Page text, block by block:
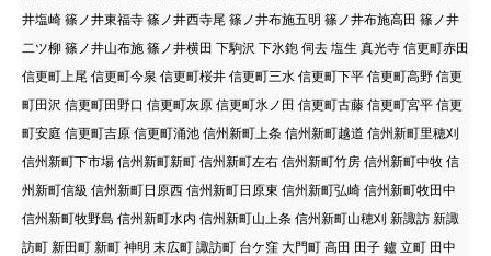
井塩崎 篠ノ井東福寺 篠ノ井西寺尾 篠ノ井布施五明 篠ノ井布施高田 篠ノ井
二ツ柳 篠ノ井山布施 篠ノ井横田 下駒沢 下氷鉋 伺去 塩生 真光寺 信更町赤田
信更町上尾 信更町今泉 信更町桜井 信更町三水 信更町下平 信更町高野 信更
町田沢 信更町田野口 信更町灰原 信更町氷ノ田 信更町古藤 信更町宮平 信更
町安庭 信更町吉原 信更町涌池 信州新町上条 信州新町越道 信州新町里穂刈
信州新町下市場 信州新町新町 信州新町左右 信州新町竹房 信州新町中牧 信
州新町信級 信州新町日原西 信州新町日原東 信州新町弘崎 信州新町牧田中
信州新町牧野島 信州新町水内 信州新町山上条 信州新町山穂刈 新諏訪 新諏
訪町 新田町 新町 神明 末広町 諏訪町 台ケ窪 大門町 高田 田子 鑪 立町 田中